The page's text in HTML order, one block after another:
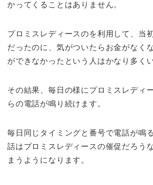
かってくることはありません。
プロミスレディースのを利用して、当
だったのに、気がついたらお金がなく
ができなかったという人はかなり多くい
その結果、毎日の様にプロミスレディ
らの電話が鳴り続けます。
毎日同じタイミングと番号で電話が鳴
話はプロミスレディースの催促だろう
まうようになります。